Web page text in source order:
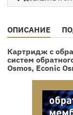
ОПИСАНИЕ
Картридж с
систем
Osmos, Econic